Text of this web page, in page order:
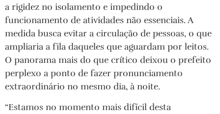
a rigidez no isolamento e impedindo o
funcionamento de atividades não essenciais. A
medida busca evitar a circulação de pessoas, o que
ampliaria a fila daqueles que aguardam por leitos.
O panorama mais do que crítico deixou o prefeito
perplexo a ponto de fazer pronunciamento
extraordinário no mesmo dia, à noite.
“Estamos no momento mais difícil desta